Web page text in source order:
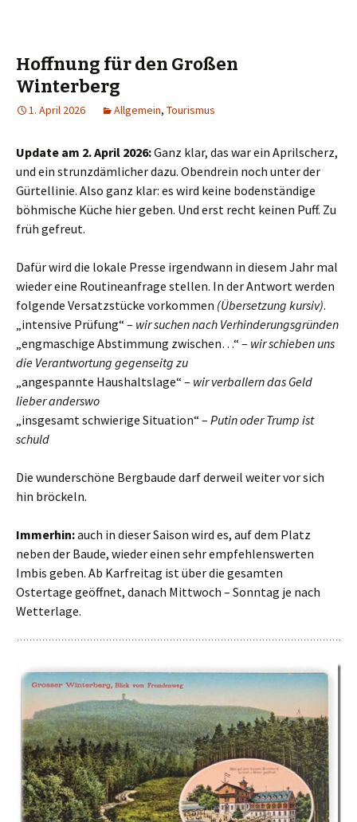
Hoffnung für den Großen
Winterberg
1. April 2026 Allgemein, Tourismus
Update am 2. April 2026:Ganz klar, das war ein Aprilscherz,
und ein strunzdämlicher dazu. Obendrein noch unter der
Gürtellinie. Also ganz klar: es wird keine bodenständige
böhmische Küche hier geben. Und erst recht keinen Puff. Zu
früh gefreut.
Dafür wird die lokale Presse irgendwann in diesem Jahr mal
wieder eine Routineanfrage stellen. In der Antwort werden
folgende Versatzstücke vorkommen (Übersetzung kursiv).
„intensive Prüfung“ – wir suchen nach Verhinderungsgründen
„engmaschige Abstimmung zwischen…“ – wir schieben uns
die Verantwortung gegenseitg zu
„angespannte Haushaltslage“ – wir verballern das Geld
lieber anderswo
„insgesamt schwierige Situation“ – Putin oder Trump ist
schuld
Die wunderschöne Bergbaude darf derweil weiter vor sich
hin bröckeln.
Immerhin:auch in dieser Saison wird es, auf dem Platz
neben der Baude, wieder einen sehr empfehlenswerten
Imbis geben. Ab Karfreitag ist über die gesamten
Ostertage geöffnet, danach Mittwoch – Sonntag je nach
Wetterlage.